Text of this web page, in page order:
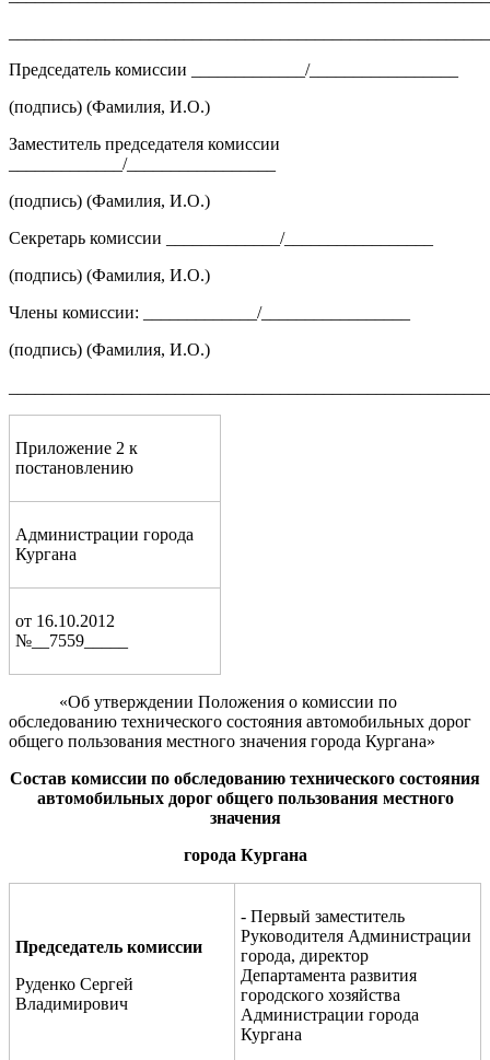
Председатель комиссии _____________/_________________
(подпись) (Фамилия, И.О.)
Заместитель председателя комиссии
_____________/_________________
(подпись) (Фамилия, И.О.)
Секретарь комиссии _____________/_________________
(подпись) (Фамилия, И.О.)
Члены комиссии: _____________/_________________
(подпись) (Фамилия, И.О.)
Приложение 2 к
постановлению
Администрации города
Кургана
от 16.10.2012
№__7559_____
«Об утверждении Положения о комиссии по
обследованию технического состояния автомобильных дорог
общего пользования местного значения города Кургана»
Состав комиссии по обследованию технического состояния
автомобильных дорог общего пользования местного
значения
города Кургана
Председатель комиссии
Руденко Сергей
Владимирович
- Первый заместитель
Руководителя Администрации
города, директор
Департамента развития
городского хозяйства
Администрации города
Кургана